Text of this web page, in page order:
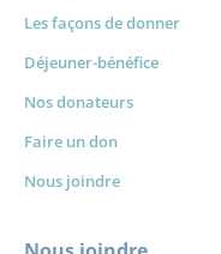
Les façons de donner
Déjeuner-bénéfice
Nos donateurs
Faire un don
Nous joindre